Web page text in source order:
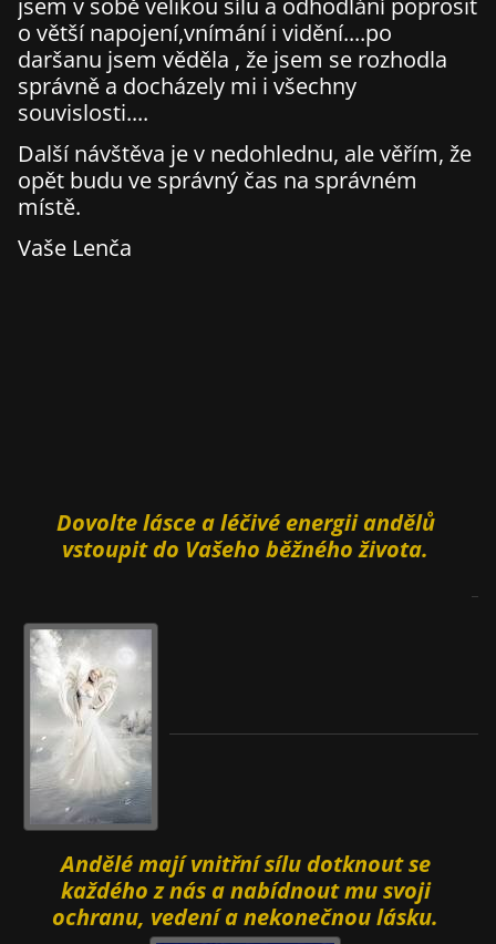
jsem v sobě velikou sílu a odhodlání poprosit
o větší napojení,vnímání i vidění....po
daršanu jsem věděla , že jsem se rozhodla
správně a docházely mi i všechny
souvislosti....
Další návštěva je v nedohlednu, ale věřím, že
opět budu ve správný čas na správném
místě.
Vaše Lenča
Dovolte lásce a léčivé energii andělů
vstoupit do Vašeho běžného života.
Andělé mají vnitřní sílu dotknout se
každého z nás a nabídnout mu svoji
ochranu, vedení a nekonečnou lásku.